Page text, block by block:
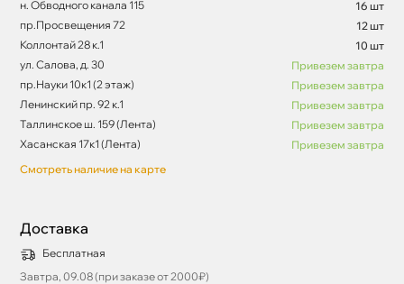
н. Обводного канала 115
16 шт
пр.Просвещения 72
12 шт
Коллонтай 28 к.1
10 шт
ул. Салова, д. 30
Привезем завтра
пр.Науки 10к1 (2 этаж)
Привезем завтра
Ленинский пр. 92 к.1
Привезем завтра
Таллинское ш. 159 (Лента)
Привезем завтра
Хасанская 17к1 (Лента)
Привезем завтра
Смотреть наличие на карте
Доставка
Бесплатная
Завтра, 09.08 (при заказе от 2000₽)